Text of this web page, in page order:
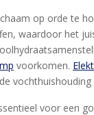
op orde te
waardoor het
voorkomen.
voor een